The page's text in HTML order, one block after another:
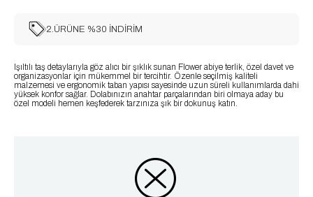
2.ÜRÜNE %30 İNDİRİM
Işıltılı taş detaylarıyla göz alıcı bir şıklık sunan Flower abiye terlik, özel davet ve
organizasyonlar için mükemmel bir tercihtir. Özenle seçilmiş kaliteli
malzemesi ve ergonomik taban yapısı sayesinde uzun süreli kullanımlarda dahi
yüksek konfor sağlar. Dolabınızın anahtar parçalarından biri olmaya aday bu
özel modeli hemen keşfederek tarzınıza şık bir dokunuş katın.